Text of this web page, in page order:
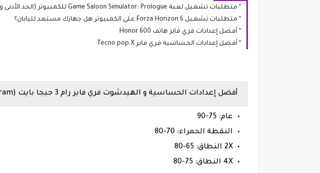
متطلبات تشغيل لعبة Game Saloon Simulator: Prologue للكمبيوتر (الحد الأدنى والموصى به)
متطلبات تشغيل Forza Horizon 6 على الكمبيوتر هل جهازك مستعد لليابان؟
أفضل إعدادات فري فاير هاتف Honor 600
أفضل إعدادات الحساسية فري فاير Tecno pop X
أفضل إعدادات الحساسية و الهيدشوت فري فاير رام 3 جيجا بايت (free fire 3gb ram)
عام: 75-90
النقطة الحمراء: 70-80
2X النطاق: 65-80
4X النطاق: 75-80